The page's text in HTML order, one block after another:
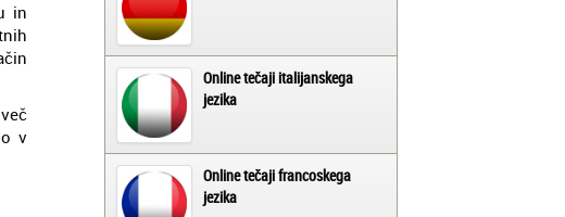
in
v
Online tečaji italijanskega
jezika
Online tečaji francoskega
jezika